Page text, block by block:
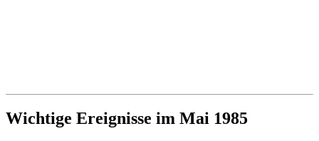
Wichtige Ereignisse im Mai 1985